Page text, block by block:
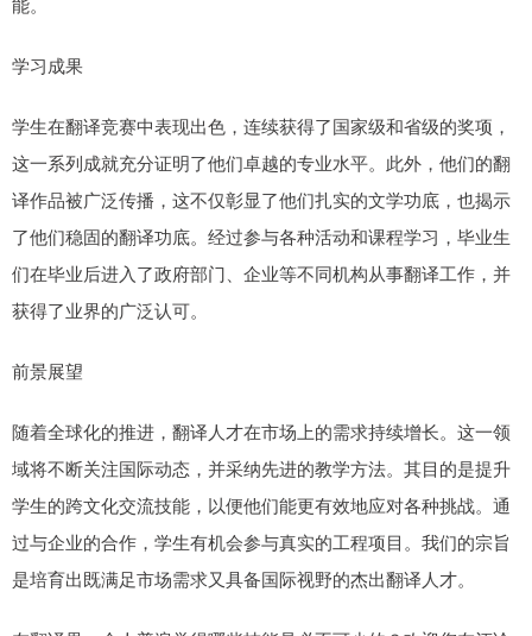
学习成果
学生在翻译竞赛中表现出色，连续获得了国家级和省级的奖项，
这一系列成就充分证明了他们卓越的专业水平。此外，他们的翻
译作品被广泛传播，这不仅彰显了他们扎实的文学功底，也揭示
了他们稳固的翻译功底。经过参与各种活动和课程学习，毕业生
们在毕业后进入了政府部门、企业等不同机构从事翻译工作，并
获得了业界的广泛认可。
前景展望
随着全球化的推进，翻译人才在市场上的需求持续增长。这一领
域将不断关注国际动态，并采纳先进的教学方法。其目的是提升
学生的跨文化交流技能，以便他们能更有效地应对各种挑战。通
过与企业的合作，学生有机会参与真实的工程项目。我们的宗旨
是培育出既满足市场需求又具备国际视野的杰出翻译人才。